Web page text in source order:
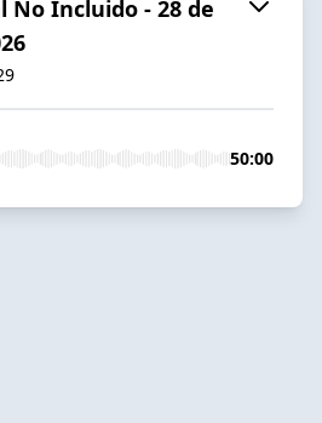
No Incluido - 28 de
50:00